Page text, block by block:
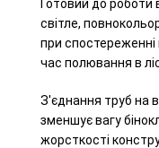
Готовий до роботи
світле,
при спостереженні
час полювання в
З'єднання труб на
зменшує вагу
жорсткості